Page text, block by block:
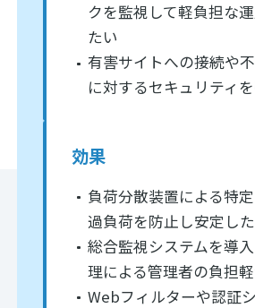
クを監視して軽負担な
たい
有害サイトへの接続や
に対するセキュリティ
効果
負荷分散装置による特
過負荷を防止し安定し
総合監視システムを導
理による管理者の負担
Webフィルターや認証